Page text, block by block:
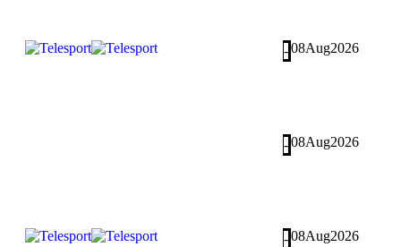
- 08Aug2026
- 08Aug2026
- 08Aug2026